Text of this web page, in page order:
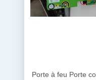
Porte à feu Porte